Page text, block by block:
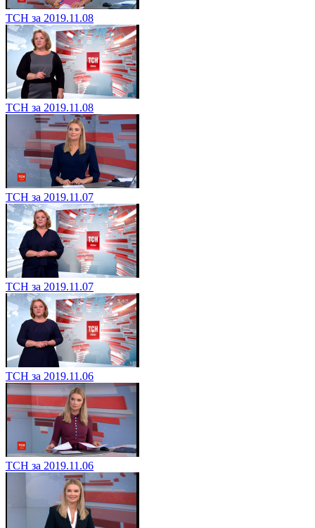
ТСН за 2019.11.08
ТСН за 2019.11.08
ТСН за 2019.11.07
ТСН за 2019.11.07
ТСН за 2019.11.06
ТСН за 2019.11.06